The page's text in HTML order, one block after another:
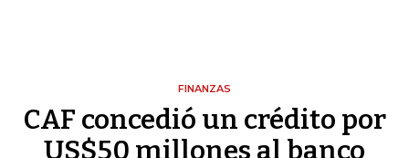
FINANZAS
CAF concedió un crédito por
US$50 millones al banco